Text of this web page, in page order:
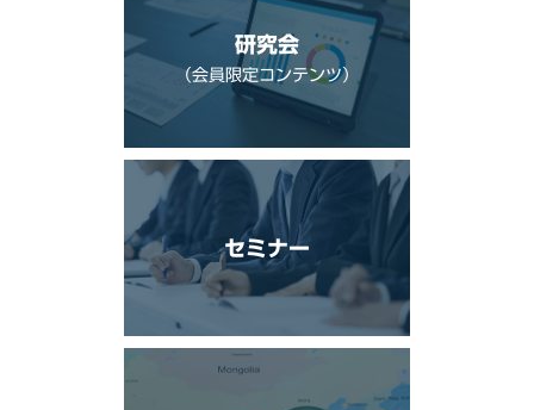
研究会
（会員限定コンテンツ）
セミナー